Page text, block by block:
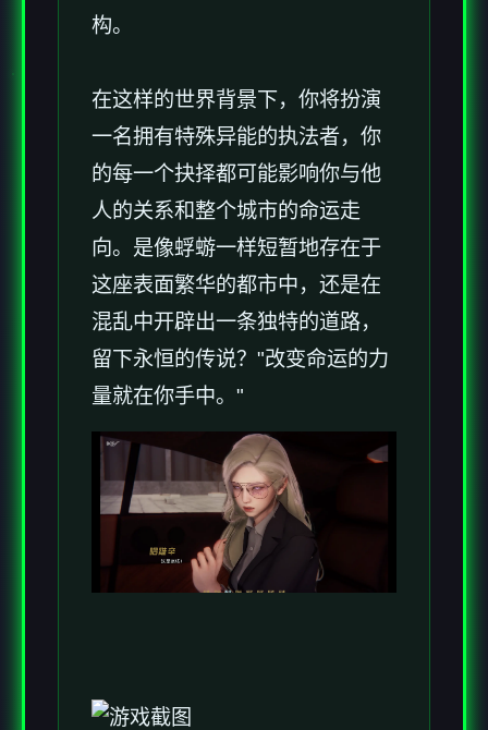
构。
在这样的世界背景下，你将扮演
一名拥有特殊异能的执法者，你
的每一个抉择都可能影响你与他
人的关系和整个城市的命运走
向。是像蜉蝣一样短暂地存在于
这座表面繁华的都市中，还是在
混乱中开辟出一条独特的道路，
留下永恒的传说？"改变命运的力
量就在你手中。"